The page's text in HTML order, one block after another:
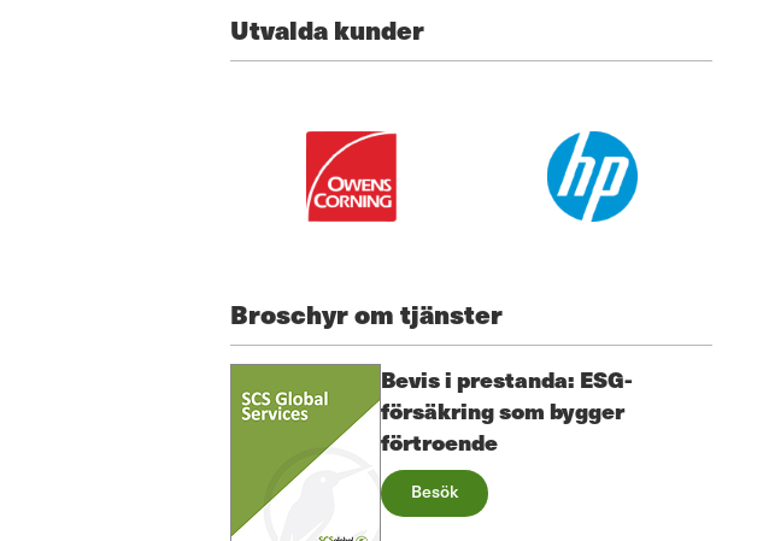
Utvalda kunder
Broschyr om tjänster
Bevis i prestanda: ESG-
försäkring som bygger
förtroende
Besök